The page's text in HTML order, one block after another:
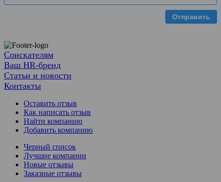
Отправить
Соискателям
Ваш HR-бренд
Статьи и новости
Контакты
Оставить отзыв
Как написать отзыв
Найти компанию
Добавить компанию
Черный список
Лучшие компании
Новые отзывы
Заказные отзывы